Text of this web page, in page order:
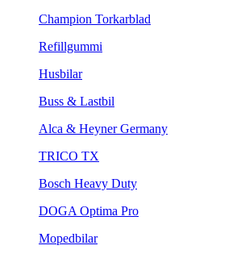
Champion Torkarblad
Refillgummi
Husbilar
Buss & Lastbil
Alca & Heyner Germany
TRICO TX
Bosch Heavy Duty
DOGA Optima Pro
Mopedbilar